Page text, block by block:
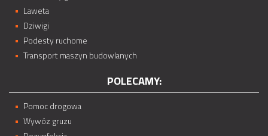
Laweta
Dziwigi
Podesty ruchome
Transport maszyn budowlanych
POLECAMY:
Pomoc drogowa
Wywóz gruzu